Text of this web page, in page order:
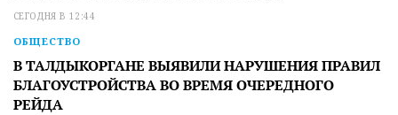
СЕГОДНЯ В 12:44
ОБЩЕСТВО
В ТАЛДЫКОРГАНЕ ВЫЯВИЛИ НАРУШЕНИЯ ПРАВИЛ
БЛАГОУСТРОЙСТВА ВО ВРЕМЯ ОЧЕРЕДНОГО
РЕЙДА